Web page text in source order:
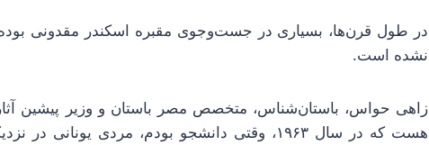
در طول قرن‌ها، بسیاری در جست‌وجوی مقبره اسکندر مقدونی
نشده است.
زاهی حواس، باستان‌شناس، متخصص مصر باستان و وزیر پیشین
هست که در سال ۱۹۶۳، وقتی دانشجو بودم، مردی